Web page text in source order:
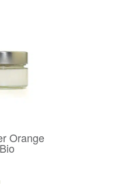
Orange